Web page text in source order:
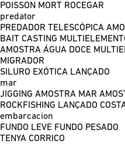
POISSON MORT ROCEGAR
predator
PREDADOR TELESCÓPICA
BAIT CASTING
AMOSTRA ÁGUA DOCE
MIGRADOR
SILURO EXÓTICA LANÇADO
mar
JIGGING AMOSTRA MAR
ROCKFISHING LANÇADO
embarcacion
FUNDO LEVE FUNDO PESADO
TENYA CORRICO